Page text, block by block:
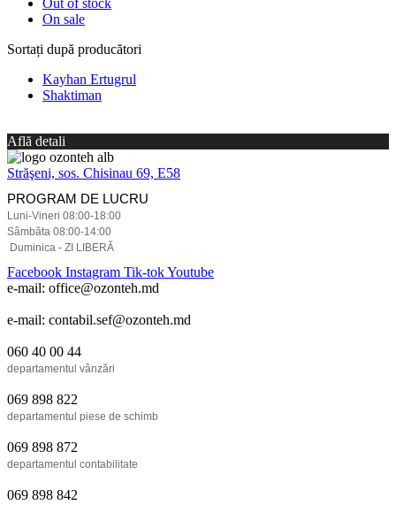
On sale
Sortați după producători
Kayhan Ertugrul
Shaktiman
Află detali
Străşeni, sos. Chisinau 69, E58
PROGRAM DE LUCRU
Luni-Vineri 08:00-18:00
Sâmbăta 08:00-14:00
Duminica - ZI LIBERĂ
Facebook Instagram Tik-tokYoutube
e-mail: office@ozonteh.md
e-mail: contabil.sef@ozonteh.md
060 40 00 44
departamentul vânzări
069 898 822
departamentul piese de schimb
069 898 872
departamentul contabilitate
069 898 842